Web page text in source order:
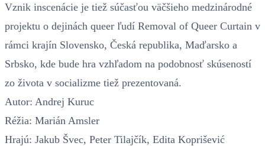
Vznik inscenácie je tiež súčasťou väčšieho medzinárodné
projektu o dejinách queer ľudí Removal of Queer Curtain v
rámci krajín Slovensko, Česká republika, Maďarsko a
Srbsko, kde bude hra vzhľadom na podobnosť skúseností
zo života v socializme tiež prezentovaná.
Autor: Andrej Kuruc
Réžia: Marián Amsler
Hrajú: Jakub Švec, Peter Tilajčík, Edita Koprišević